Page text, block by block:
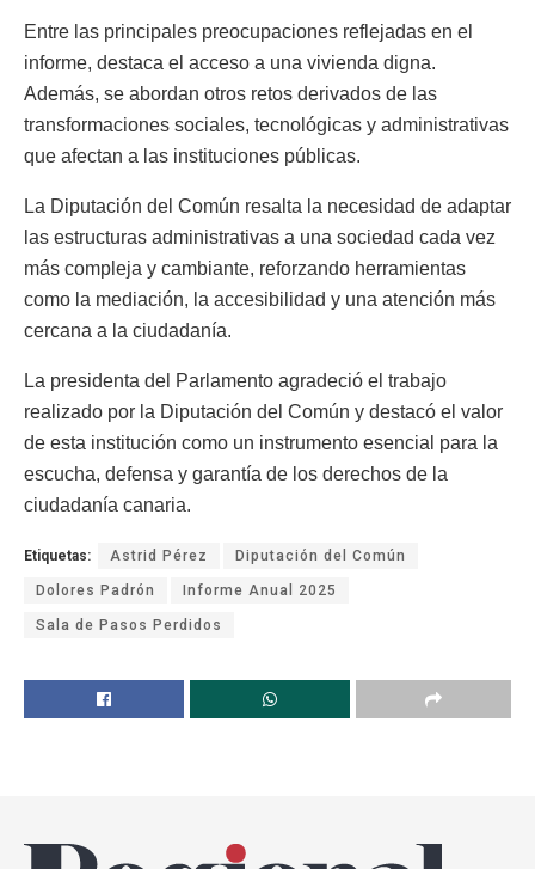
Entre las principales preocupaciones reflejadas en el
informe, destaca el acceso a una vivienda digna.
Además, se abordan otros retos derivados de las
transformaciones sociales, tecnológicas y administrativas
que afectan a las instituciones públicas.
La Diputación del Común resalta la necesidad de adaptar
las estructuras administrativas a una sociedad cada vez
más compleja y cambiante, reforzando herramientas
como la mediación, la accesibilidad y una atención más
cercana a la ciudadanía.
La presidenta del Parlamento agradeció el trabajo
realizado por la Diputación del Común y destacó el valor
de esta institución como un instrumento esencial para la
escucha, defensa y garantía de los derechos de la
ciudadanía canaria.
Etiquetas: Astrid Pérez Diputación del Común
Dolores Padrón Informe Anual 2025
Sala de Pasos Perdidos